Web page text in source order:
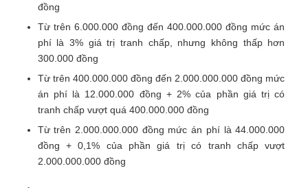
đồng
Từ trên 6.000.000 đồng đến 400.000.000 đồng mức án
phí là 3% giá trị tranh chấp, nhưng không thấp hơn
300.000 đồng
Từ trên 400.000.000 đồng đến 2.000.000.000 đồng mức
án phí là 12.000.000 đồng + 2% của phần giá trị có
tranh chấp vượt quá 400.000.000 đồng
Từ trên 2.000.000.000 đồng mức án phí là 44.000.000
đồng + 0,1% của phần giá trị có tranh chấp vượt
2.000.000.000 đồng